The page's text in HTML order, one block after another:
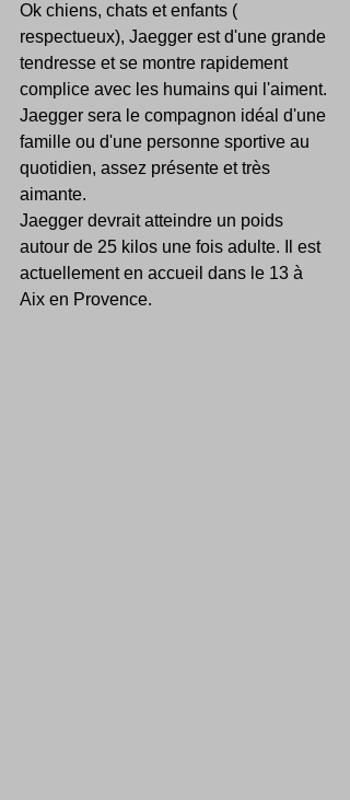
Ok chiens, chats et enfants (
respectueux), Jaegger est d'une grande
tendresse et se montre rapidement
complice avec les humains qui l'aiment.
Jaegger sera le compagnon idéal d'une
famille ou d'une personne sportive au
quotidien, assez présente et très
aimante.
Jaegger devrait atteindre un poids
autour de 25 kilos une fois adulte. Il est
actuellement en accueil dans le 13 à
Aix en Provence.